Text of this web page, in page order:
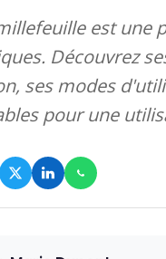
est une
Découvrez
ses modes
pour une